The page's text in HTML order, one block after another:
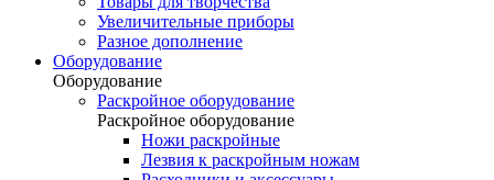
Увеличительные приборы
Разное дополнение
Оборудование
Оборудование
Раскройное оборудование
Раскройное оборудование
Ножи раскройные
Лезвия к раскройным ножам